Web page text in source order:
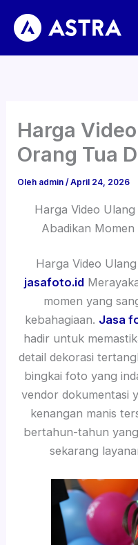
konten
Harga
Orang Tua
Oleh admin/April 24, 2026
Harga Video
Abadikan Momen
Harga Video
jasafoto.id
momen yang
kebahagiaan. Jasa
hadir untuk
detail dekorasi
bingkai foto yang
vendor dokumentasi
kenangan manis
bertahun-tahun
sekarang